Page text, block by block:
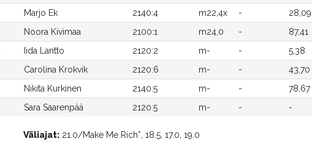
Marjo Ek 2140:4 m22,4x -
28,09
Noora Kivimaa 2100:1 m24,0 -
87,41
Iida Lantto 2120:2 m- -
5,38
Carolina Krokvik 2120:6 m- -
43,70
Nikita Kurkinen 2140:5 m- -
78,67
Sara Saarenpää 2120:5 m- - -
Väliajat: 21.0/Make Me Rich*, 18.5, 17.0, 19.0